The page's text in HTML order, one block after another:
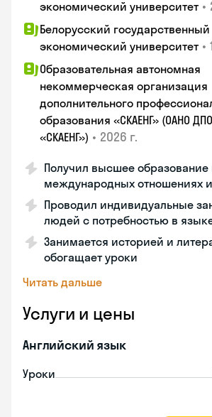
экономический университет •
Белорусский государственный
экономический университет •
Образовательная автономная
некоммерческая организация
дополнительного
образования «СКАЕНГ» (ОАНО ДПО
«СКАЕНГ») • 2026 г.
Получил высшее образование
международных отношениях
Проводил индивидуальные
людей с потребностью в
Занимается историей и
обогащает уроки
Читать дальше
Услуги и цены
Английский язык
Уроки